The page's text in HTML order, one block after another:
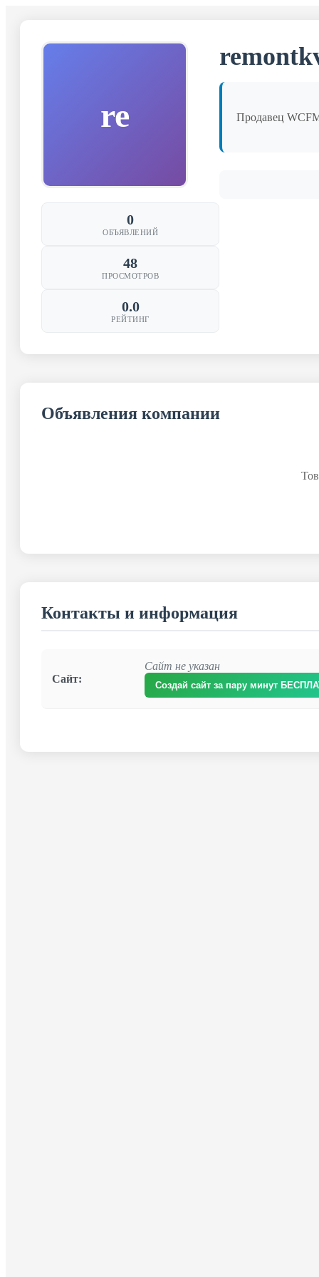
re
0
ОБЪЯВЛЕНИЙ
48
ПРОСМОТРОВ
0.0
РЕЙТИНГ
Продавец
Объявления компании
Контакты и информация
Сайт:
Сайт не указан
Создай сайт за пару минут